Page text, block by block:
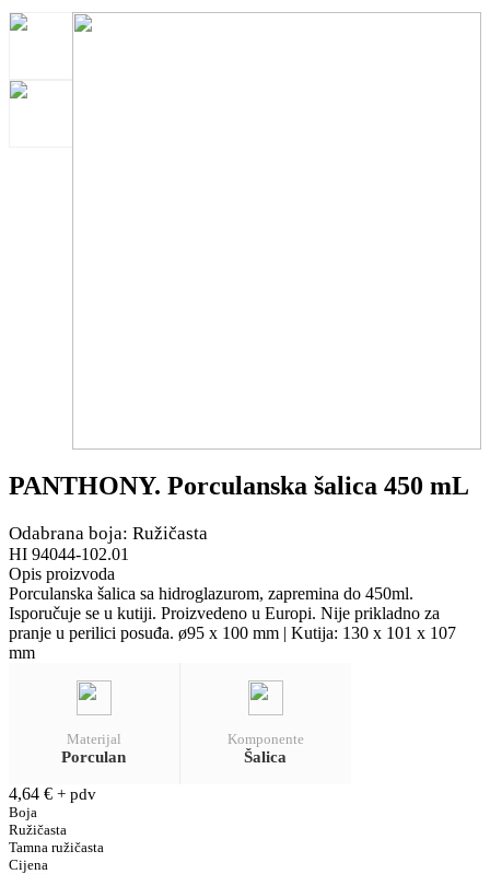
PANTHONY. Porculanska šalica 450 mL
Odabrana boja: Ružičasta
HI 94044-102.01
Opis proizvoda
Porculanska šalica sa hidroglazurom, zapremina do 450ml.
Isporučuje se u kutiji. Proizvedeno u Europi. Nije prikladno za
pranje u perilici posuđa. ø95 x 100 mm | Kutija: 130 x 101 x 107
mm
Materijal
Porculan
Komponente
Šalica
4,64 € + pdv
Boja
Ružičasta
Tamna ružičasta
Cijena